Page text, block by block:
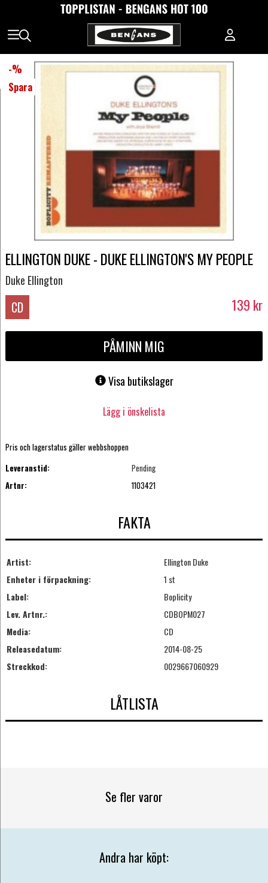
-%
Spara
ELLINGTON DUKE - DUKE ELLINGTON'S MY PEOPLE
Duke Ellington
CD 139 kr
PÅMINN MIG
Visa butikslager
Lägg i önskelista
Pris och lagerstatus gäller webbshoppen
Leveranstid:
Pending
Artnr:
1103421
FAKTA
Artist:
Ellington Duke
Enheter i förpackning:
1 st
Label:
Boplicity
Lev. Artnr.:
CDBOPM027
Media:
CD
Releasedatum:
2014-08-25
Streckkod:
0029667060929
LÅTLISTA
Se fler varor
Andra har köpt: